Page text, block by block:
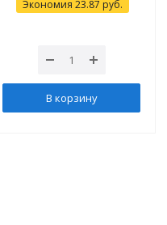
Экономия 23.87 руб.
В корзину